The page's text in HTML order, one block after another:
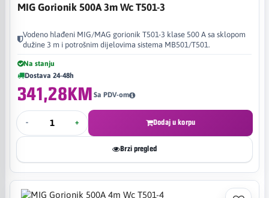
MIG Gorionik 500A 3m Wc T501-3
Vodeno hlađeni MIG/MAG gorionik T501-3 klase 500 A sa sklopom
dužine 3 m i potrošnim dijelovima sistema MB501/T501.
Na stanju
Dostava 24-48h
341,28KM Sa PDV-om
- + Dodaj u korpu
Brzi pregled